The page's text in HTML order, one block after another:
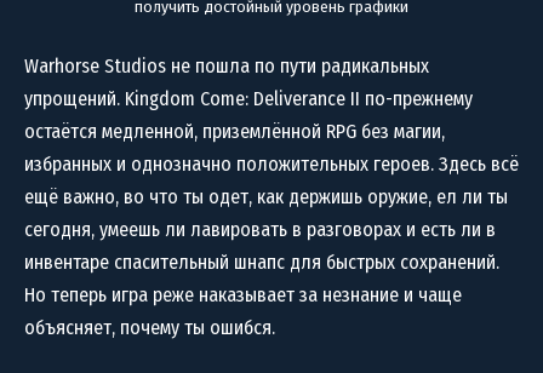
получить достойный уровень графики
Warhorse Studios не пошла по пути радикальных
упрощений. Kingdom Come: Deliverance II по-прежнему
остаётся медленной, приземлённой RPG без магии,
избранных и однозначно положительных героев. Здесь всё
ещё важно, во что ты одет, как держишь оружие, ел ли ты
сегодня, умеешь ли лавировать в разговорах и есть ли в
инвентаре спасительный шнапс для быстрых сохранений.
Но теперь игра реже наказывает за незнание и чаще
объясняет, почему ты ошибся.